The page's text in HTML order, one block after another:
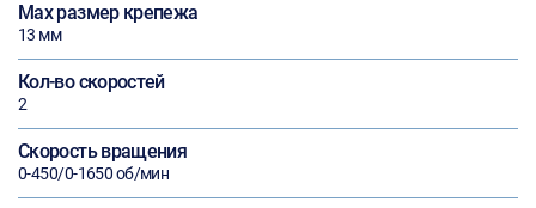
Max размер крепежа
13 мм
Кол-во скоростей
2
Скорость вращения
0-450/0-1650 об/мин